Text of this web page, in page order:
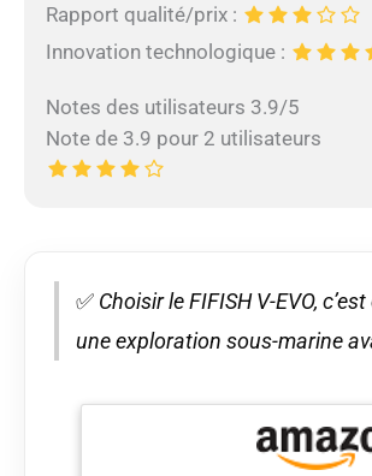
Rapport qualité/prix :
Innovation technologique :
Notes des utilisateurs 3.9/5
Note de 3.9 pour 2 utilisateurs
✅ Choisir le FIFISH V-EVO,
une exploration sous-marine